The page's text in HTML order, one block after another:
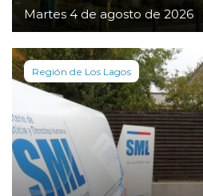
Martes 4 de agosto de 2026
Región de Los Lagos